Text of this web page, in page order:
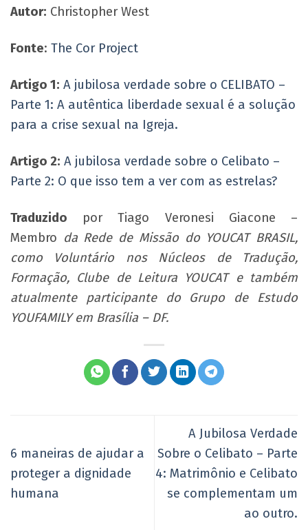
Autor: Christopher West
Fonte: The Cor Project
Artigo 1: A jubilosa verdade sobre o CELIBATO –
Parte 1: A autêntica liberdade sexual é a solução
para a crise sexual na Igreja.
Artigo 2: A jubilosa verdade sobre o Celibato –
Parte 2: O que isso tem a ver com as estrelas?
Traduzido por Tiago Veronesi Giacone –
Membro da Rede de Missão do YOUCAT BRASIL,
como Voluntário nos Núcleos de Tradução,
Formação, Clube de Leitura YOUCAT e também
atualmente participante do Grupo de Estudo
YOUFAMILY em Brasília – DF.
6 maneiras de ajudar a
proteger a dignidade
humana
A Jubilosa Verdade
Sobre o Celibato – Parte
4: Matrimônio e Celibato
se complementam um
ao outro.